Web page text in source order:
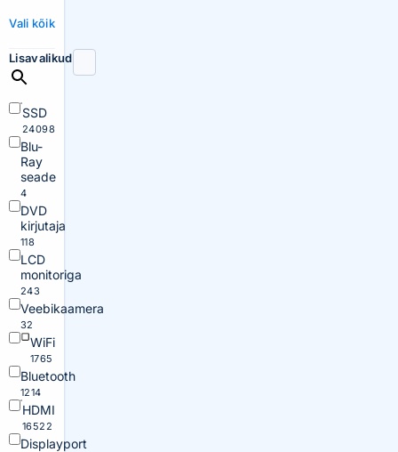
Vali kõik
Lisavalikud
SSD
24098
Blu-
Ray
seade
4
DVD
kirjutaja
118
LCD
monitoriga
243
Veebikaamera
32
WiFi
1765
Bluetooth
1214
HDMI
16522
Displayport